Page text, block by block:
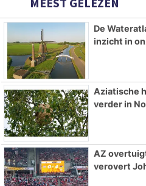
De
inzicht in
Aziatische
verder in
AZ
verovert